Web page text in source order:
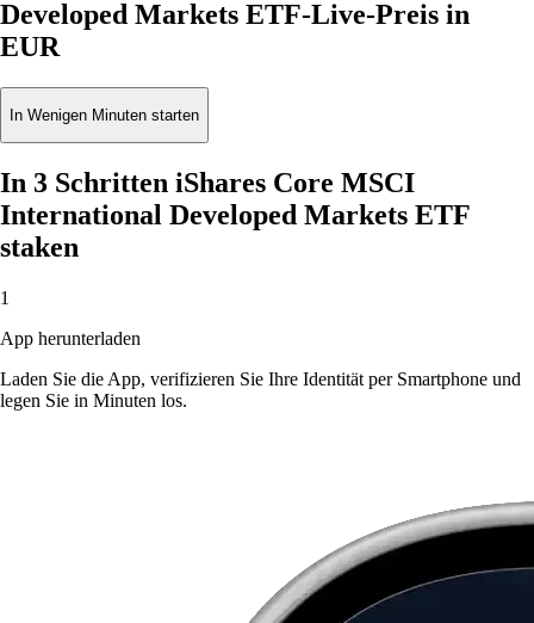
Developed Markets ETF-Live-Preis in
EUR
In Wenigen Minuten starten
In 3 Schritten iShares Core MSCI
International Developed Markets ETF
staken
1
App herunterladen
Laden Sie die App, verifizieren Sie Ihre Identität per Smartphone und
legen Sie in Minuten los.